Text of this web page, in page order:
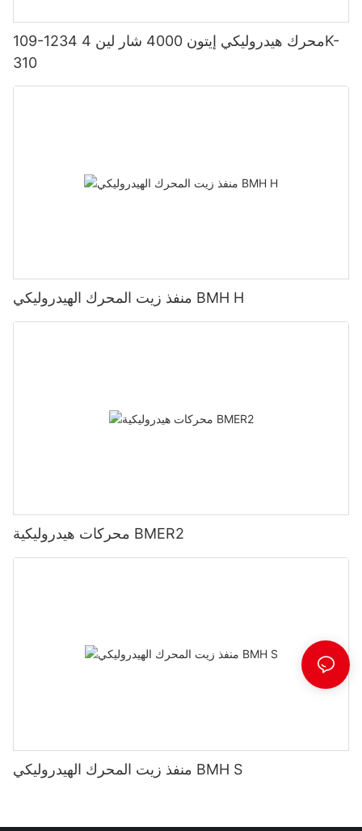
109-1234 محرك هيدروليكي إيتون 4000 شار لين 4K-
310
منفذ زيت المحرك الهيدروليكي BMH H
محركات هيدروليكية BMER2
منفذ زيت المحرك الهيدروليكي BMH S